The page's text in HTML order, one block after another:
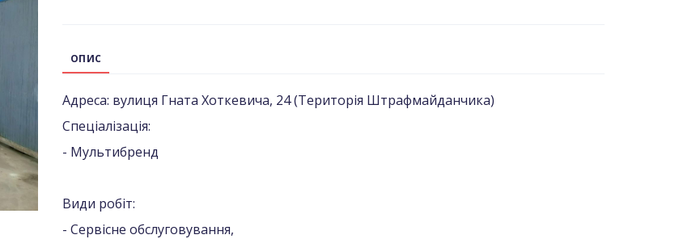
ОПИС
Адреса: вулиця Гната Хоткевича, 24 (Територія Штрафмайданчика)
Спеціалізація:
- Мультибренд
Види робіт:
- Сервісне обслуговування,